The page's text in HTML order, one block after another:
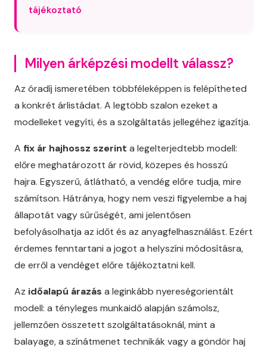
tájékoztató
Milyen árképzési modellt válassz?
Az óradíj ismeretében többféleképpen is felépítheted
a konkrét árlistádat. A legtöbb szalon ezeket a
modelleket vegyíti, és a szolgáltatás jellegéhez igazítja.
A fix ár hajhossz szerint a legelterjedtebb modell:
előre meghatározott ár rövid, közepes és hosszú
hajra. Egyszerű, átlátható, a vendég előre tudja, mire
számítson. Hátránya, hogy nem veszi figyelembe a haj
állapotát vagy sűrűségét, ami jelentősen
befolyásolhatja az időt és az anyagfelhasználást. Ezért
érdemes fenntartani a jogot a helyszíni módosításra,
de erről a vendéget előre tájékoztatni kell.
Az időalapú árazás a leginkább nyereségorientált
modell: a tényleges munkaidő alapján számolsz,
jellemzően összetett szolgáltatásoknál, mint a
balayage, a színátmenet technikák vagy a göndör haj